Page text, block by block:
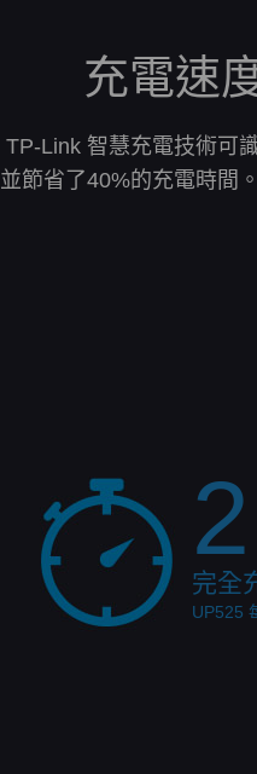
充電速
TP-Link 智慧充電技術可
並節省了40%的充電時間
完全
UP525